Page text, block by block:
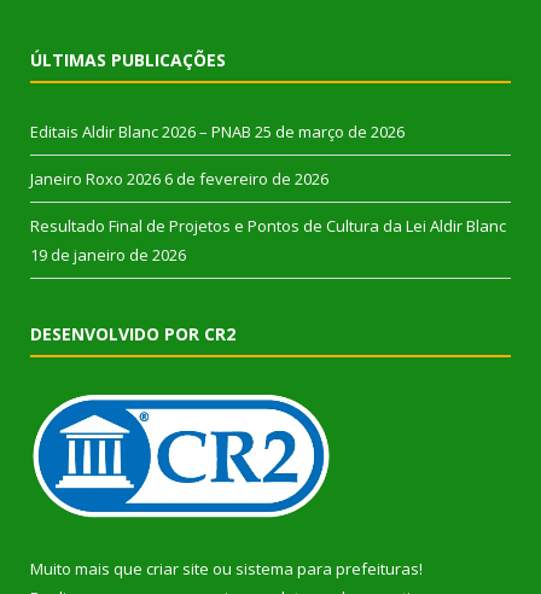
ÚLTIMAS PUBLICAÇÕES
Editais Aldir Blanc 2026 – PNAB 25 de março de 2026
Janeiro Roxo 2026 6 de fevereiro de 2026
Resultado Final de Projetos e Pontos de Cultura da Lei Aldir Blanc
19 de janeiro de 2026
DESENVOLVIDO POR CR2
Muito mais que criar site ou sistema para prefeituras!